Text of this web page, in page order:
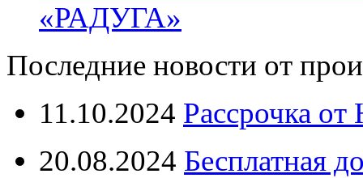
«РАДУГА»
Последние новости от
11.10.2024 Рассрочка
20.08.2024 Бесплатная